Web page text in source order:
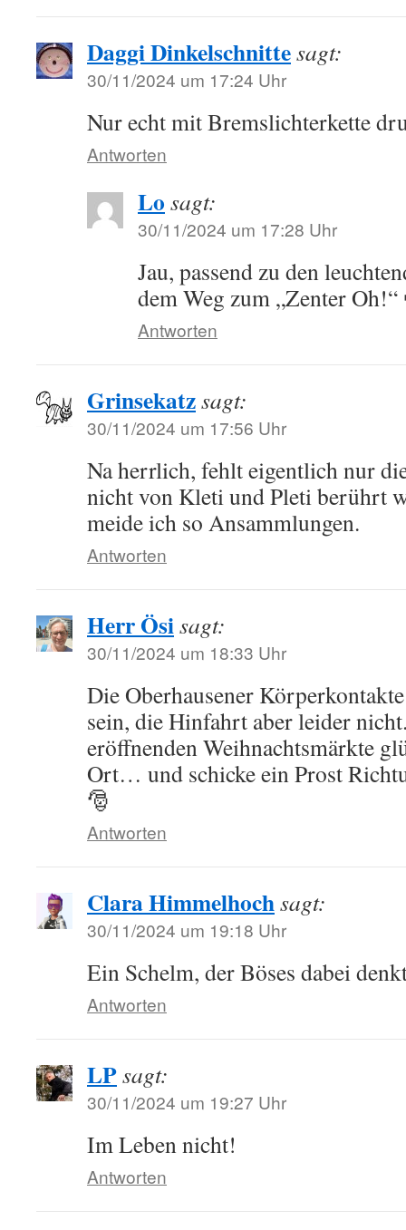
Daggi Dinkelschnittesagt:
30/11/2024 um 17:24 Uhr
Nur echt mit Bremslichterkette
Antworten
Lo sagt:
30/11/2024 um 17:28 Uhr
Jau, passend zu den
dem Weg zum „Zenter
Antworten
Grinsekatzsagt:
30/11/2024 um 17:56 Uhr
Na herrlich, fehlt eigentlich nur
nicht von Kleti und Pleti berührt
meide ich so Ansammlungen.
Antworten
Herr Ösisagt:
30/11/2024 um 18:33 Uhr
Die Oberhausener
sein, die Hinfahrt aber leider
eröffnenden Weihnachtsmärkte
Ort… und schicke ein Prost
🎅
Antworten
Clara Himmelhochsagt:
30/11/2024 um 19:18 Uhr
Ein Schelm, der Böses dabei
Antworten
LPsagt:
30/11/2024 um 19:27 Uhr
Im Leben nicht!
Antworten